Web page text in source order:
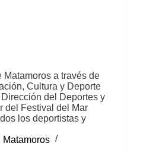
Matamoros a través de
Cultura y Deporte
del Deportes y
del Festival del Mar
los deportistas y